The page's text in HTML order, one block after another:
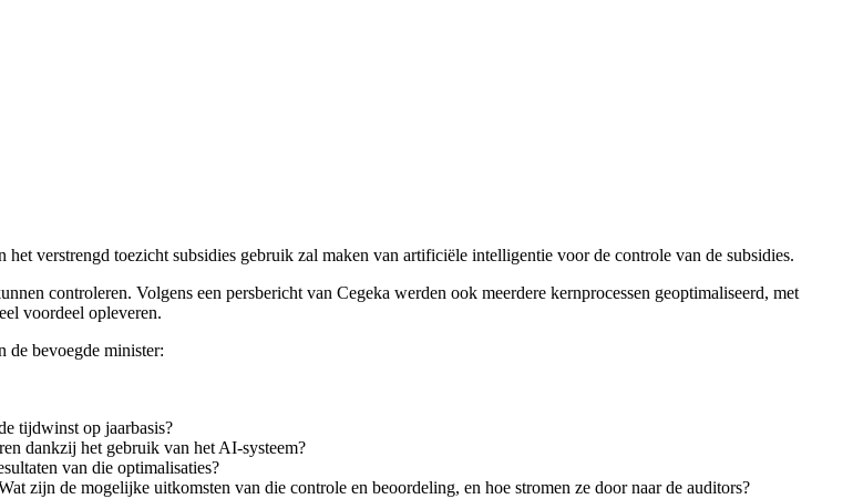
verstrengd toezicht subsidies gebruik zal maken van artificiële intelligentie voor de controle van de subsidies.
controleren. Volgens een persbericht van Cegeka werden ook meerdere kernprocessen geoptimaliseerd, met
voordeel opleveren.
de bevoegde minister:
tijdwinst op jaarbasis?
dankzij het gebruik van het AI-systeem?
van die optimalisaties?
zijn de mogelijke uitkomsten van die controle en beoordeling, en hoe stromen ze door naar de auditors?